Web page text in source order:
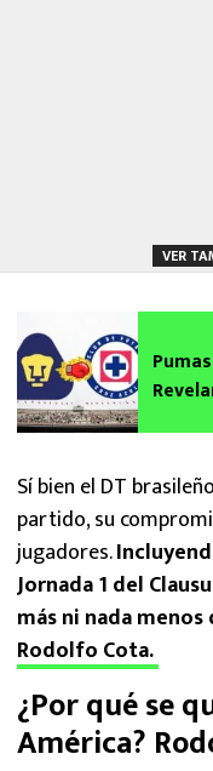
VER
Sí bien el DT
partido, su
jugadores.
Jornada 1 del
más ni nada
Rodolfo Cota.
¿Por qué se
América?